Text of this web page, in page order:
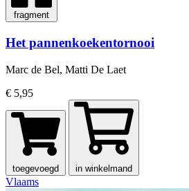
fragment
Het pannenkoekentornooi
Marc de Bel, Matti De Laet
€ 5,95
toegevoegd in winkelmand
Vlaams